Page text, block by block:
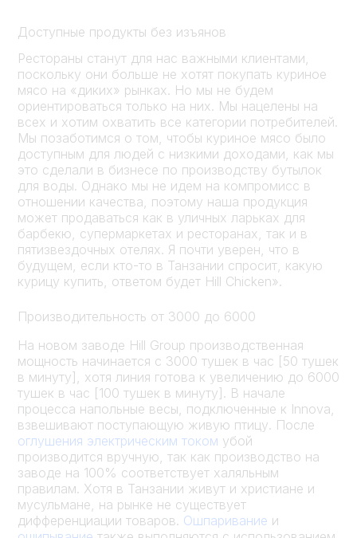
Доступные продукты без изъянов
Рестораны станут для нас важными клиентами,
поскольку они больше не хотят покупать куриное
мясо на «диких» рынках. Но мы не будем
ориентироваться только на них. Мы нацелены на
всех и хотим охватить все категории потребителей.
Мы позаботимся о том, чтобы куриное мясо было
доступным для людей с низкими доходами, как мы
это сделали в бизнесе по производству бутылок
для воды. Однако мы не идем на компромисс в
отношении качества, поэтому наша продукция
может продаваться как в уличных ларьках для
барбекю, супермаркетах и ресторанах, так и в
пятизвездочных отелях. Я почти уверен, что в
будущем, если кто-то в Танзании спросит, какую
курицу купить, ответом будет Hill Chicken».
Производительность от 3000 до 6000
На новом заводе Hill Group производственная
мощность начинается с 3000 тушек в час [50 тушек
в минуту], хотя линия готова к увеличению до 6000
тушек в час [100 тушек в минуту]. В начале
процесса напольные весы, подключенные к Innova,
взвешивают поступающую живую птицу. После
оглушения электрическим током убой
производится вручную, так как производство на
заводе на 100% соответствует халяльным
правилам. Хотя в Танзании живут и христиане и
мусульмане, на рынке не существует
дифференциации товаров. Ошпаривание и